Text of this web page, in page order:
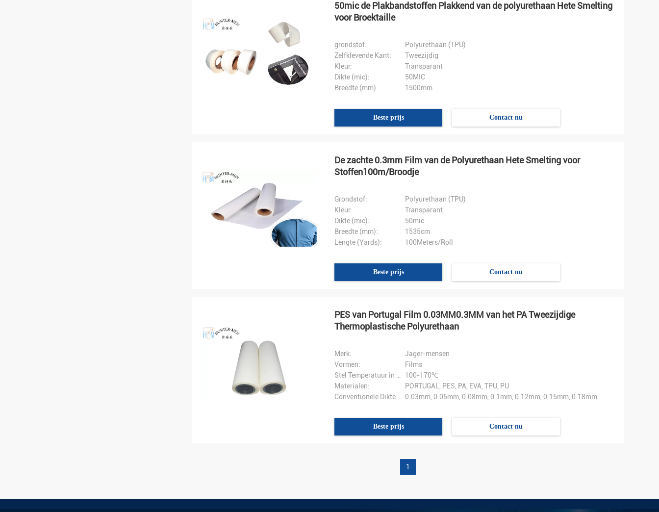
50mic de Plakbandstoffen Plakkend van de polyurethaan Hete Smelting
voor Broektaille
grondstof:
Polyurethaan (TPU)
Zelfklevende Kant:
Tweezijdig
Kleur:
Transparant
Dikte (mic):
50MIC
Breedte (mm):
1500mm
Beste prijs Contact nu
De zachte 0.3mm Film van de Polyurethaan Hete Smelting voor
Stoffen100m/Broodje
Grondstof:
Polyurethaan (TPU)
Kleur:
Transparant
Dikte (mic):
50mic
Breedte (mm):
1535cm
Lengte (Yards):
100Meters/Roll
Beste prijs Contact nu
PES van Portugal Film 0.03MM0.3MM van het PA Tweezijdige
Thermoplastische Polyurethaan
Merk:
Jager-mensen
Vormen:
Films
100-170℃
Materialen:
PORTUGAL, PES, PA, EVA, TPU, PU
Conventionele Dikte:
0.03mm, 0.05mm, 0.08mm, 0.1mm, 0.12mm, 0.15mm, 0.18mm
Beste prijs Contact nu
1